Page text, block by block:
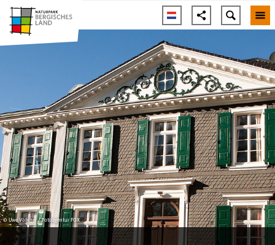
© Uwe Völkner / Fotoagentur FOX